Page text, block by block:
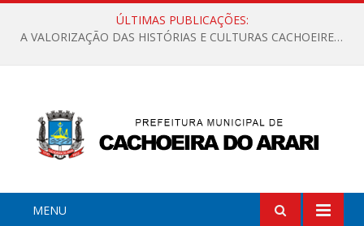
ÚLTIMAS PUBLICAÇÕES:
A VALORIZAÇÃO DAS HISTÓRIAS E CULTURAS CACHOEIRENSES
MENU